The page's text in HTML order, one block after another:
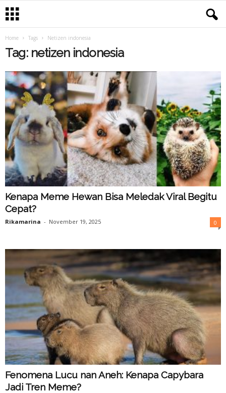
Home Tags Netizen indonesia
Tag: netizen indonesia
Kenapa Meme Hewan Bisa Meledak Viral Begitu
Cepat?
Rikamarina - November 19, 2025 0
Fenomena Lucu nan Aneh: Kenapa Capybara
Jadi Tren Meme?